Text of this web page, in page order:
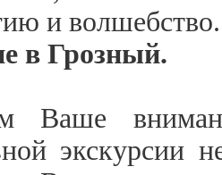
и
в Грозный.
Ваше
экскурсии